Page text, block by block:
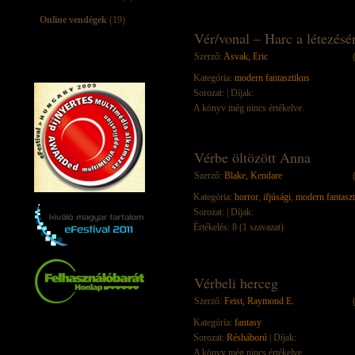
Online vendégek (19)
Vér/vonal – Harc a
Szerző: Asvak, Eric
Kategória: modern fantasztikus
Sorozat:
| Díjak:
A könyv még nincs értékelve.
Vérbe öltözött Anna
Szerző: Blake, Kendare
Kategória: horror, ifjúsági, modern
Sorozat:
| Díjak:
Értékelés: 8 (1 szavazat)
Vérbeli herceg
Szerző: Feist, Raymond E.
Kategória: fantasy
Sorozat: Résháború | Díjak:
A könyv még nincs értékelve.